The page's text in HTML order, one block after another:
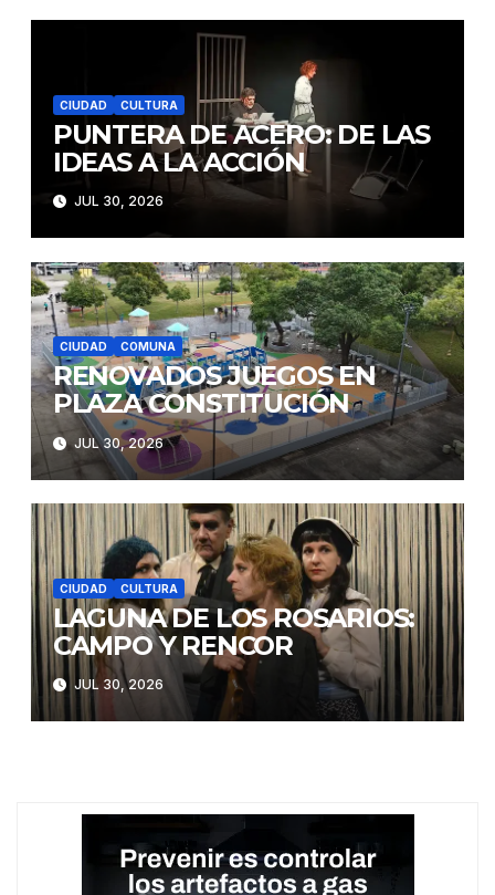
CIUDAD CULTURA
PUNTERA DE ACERO: DE LAS
IDEAS A LA ACCIÓN
JUL 30, 2026
CIUDAD COMUNA
RENOVADOS JUEGOS EN
PLAZA CONSTITUCIÓN
JUL 30, 2026
CIUDAD CULTURA
LAGUNA DE LOS ROSARIOS:
CAMPO Y RENCOR
JUL 30, 2026